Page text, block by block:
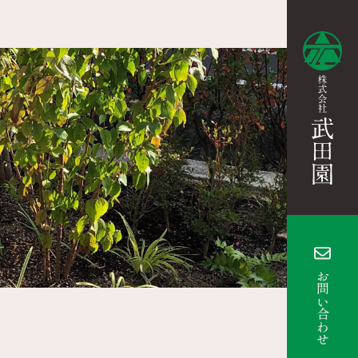
お問い合わせ